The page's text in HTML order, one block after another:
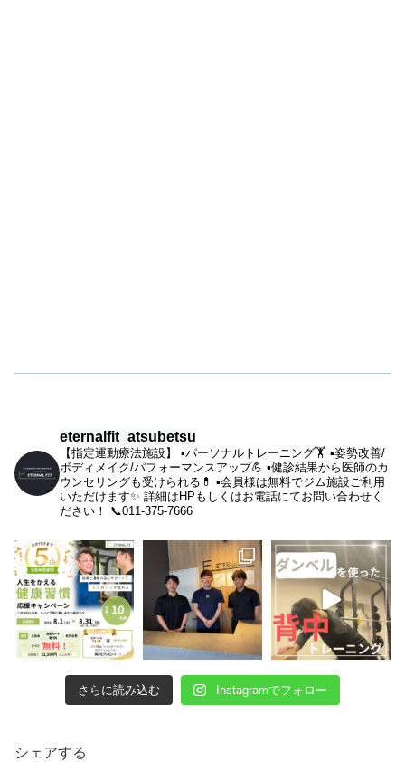
eternalfit_atsubetsu
【指定運動療法施設】 ▪︎パーソナルトレーニング🏋️ ▪︎姿勢改善/
ボディメイク/パフォーマンスアップ💪 ▪︎健診結果から医師のカ
ウンセリングも受けられる💊 ▪︎会員様は無料でジム施設ご利用
いただけます✨ 詳細はHPもしくはお電話にてお問い合わせく
ださい！
📞011-375-7666
さらに読み込む Instagramでフォロー
シェアする